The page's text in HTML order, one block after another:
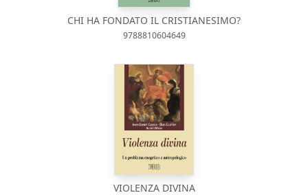
CHI HA FONDATO IL CRISTIANESIMO?
9788810604649
VIOLENZA DIVINA